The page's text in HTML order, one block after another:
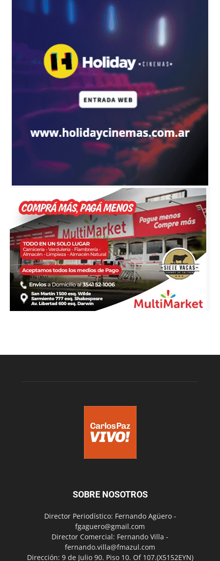
SOBRE NOSOTROS
Director Periodístico: Fernando Agüero -
fgaguero@gmail.com
Director Comercial: Fernando Villa -
fernando.villa@fmazul.com
Dirección: 9 de Julio 90. Piso 10. Of 107.(X5152EYN)